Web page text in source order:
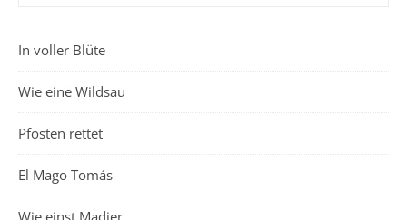
In voller Blüte
Wie eine Wildsau
Pfosten rettet
El Mago Tomás